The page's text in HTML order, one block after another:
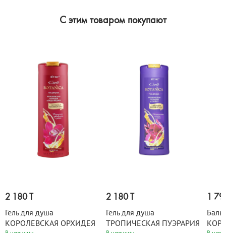
C этим товаром покупают
2 180 T
Гель для душа
КОРОЛЕВСКАЯ ОРХИДЕЯ
2 180 T
Гель для душа
ТРОПИЧЕСКАЯ ПУЭРАРИЯ
1